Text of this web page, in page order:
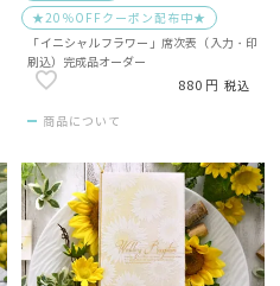
★20％OFFクーポン配布中★
「イニシャルフラワー」席次表（入力・印
刷込）完成品オーダー
880 税込
商品について